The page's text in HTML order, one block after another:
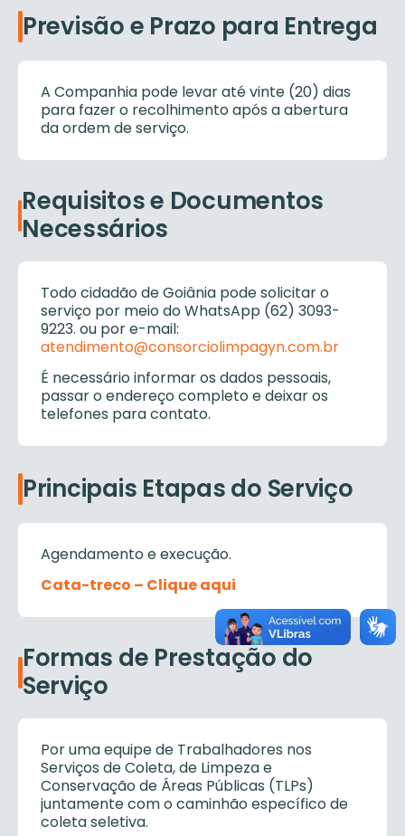
Previsão e Prazo para Entrega
A Companhia pode levar até vinte (20) dias
para fazer o recolhimento após a abertura
da ordem de serviço.
Requisitos e Documentos
Necessários
Todo cidadão de Goiânia pode solicitar o
serviço por meio do WhatsApp (62) 3093-
9223. ou por e-mail:
atendimento@consorciolimpagyn.com.br
É necessário informar os dados pessoais,
passar o endereço completo e deixar os
telefones para contato.
Principais Etapas do Serviço
Agendamento e execução.
Cata-treco – Clique aqui
Formas de Prestação do
Serviço
Por uma equipe de Trabalhadores nos
Serviços de Coleta, de Limpeza e
Conservação de Áreas Públicas (TLPs)
juntamente com o caminhão específico de
coleta seletiva.